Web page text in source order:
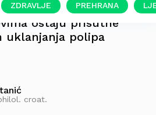
ZDRAVLJE PREHRANA
ostaju prisutne
uklanjanja polipa
croat.